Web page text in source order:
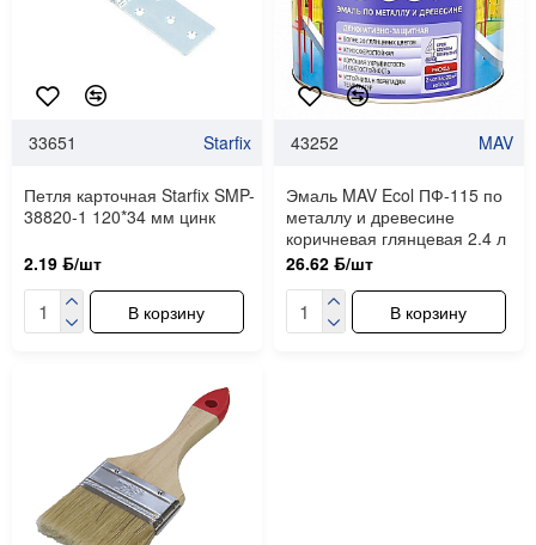
33651 Starfix
Петля карточная Starfix SMP-
38820-1 120*34 мм цинк
2.19 ƃ/шт
В корзину
43252 MAV
Эмаль MAV Ecol ПФ-115 по
металлу и древесине
коричневая глянцевая 2.4 л
26.62 ƃ/шт
В корзину